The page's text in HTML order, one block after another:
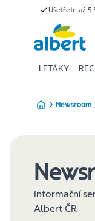
umožňuje
Ušetřete až 5
LETÁKY
Newsroom
Informační
Albert ČR